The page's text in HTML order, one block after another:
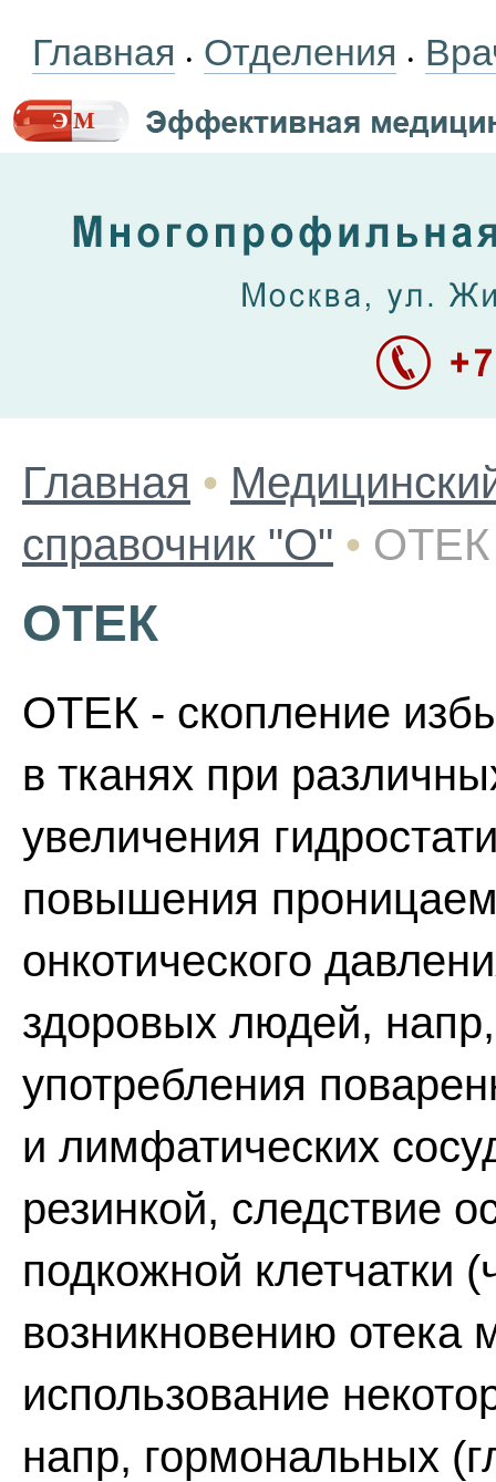
Главная • Отделения •
Главная •
справочник "О" • ОТЕК
ОТЕК
ОТЕК - скопление
в тканях при
увеличения
повышения
онкотического
здоровых людей,
употребления
и лимфатических
резинкой, следствие
подкожной
возникновению отека
использование
напр, гормональных